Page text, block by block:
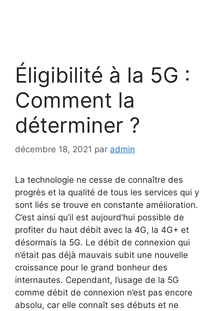
Éligibilité à la 5G :
Comment la
déterminer ?
décembre 18, 2021 par admin
La technologie ne cesse de connaître des
progrès et la qualité de tous les services qui y
sont liés se trouve en constante amélioration.
C’est ainsi qu’il est aujourd’hui possible de
profiter du haut débit avec la 4G, la 4G+ et
désormais la 5G. Le débit de connexion qui
n’était pas déjà mauvais subit une nouvelle
croissance pour le grand bonheur des
internautes. Cependant, l’usage de la 5G
comme débit de connexion n’est pas encore
absolu, car elle connaît ses débuts et ne